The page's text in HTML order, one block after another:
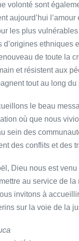
volonté sont
aujourd’hui
les plus
d’origines ethniques
de toute la
et résistent aux
tout au long
le beau
où que nous
sein des
des conflits et des
Dieu nous est
au service de
invitons à
sur la voie de la